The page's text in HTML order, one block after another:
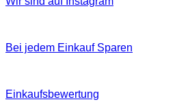
Bei jedem Einkauf Sparen
Einkaufsbewertung